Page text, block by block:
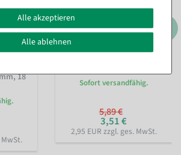
18 Sofort versandfähig.
5,89 €
3,51 €
2,95 EUR zzgl. ges. MwSt.
Alle akzeptieren
Alle ablehnen